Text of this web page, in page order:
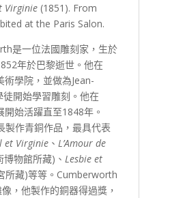
Virginie(1851). From
at the Paris Salon.
是一位法國雕刻家，生於
年於巴黎逝世。他在
學院，並做為Jean-
開始學習雕刻。他在
始活躍直至1848年。
作青銅作品，最具代表
et Virginie、 L’Amour de
物館所藏)、 Lesbie et
所藏)等等。Cumberworth
，他製作的銅器得過獎，